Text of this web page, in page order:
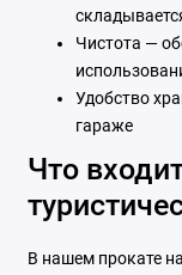
Чистота —
Удобство
гараже
Что
В нашем прокате